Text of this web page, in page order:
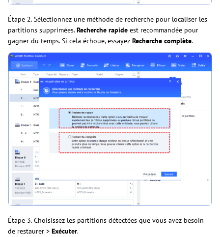
Étape 2. Sélectionnez une méthode de recherche pour localiser les
partitions supprimées.Recherche rapide est recommandée pour
gagner du temps. Si cela échoue, essayez Recherche complète.
Étape 3. Choisissez les partitions détectées que vous avez besoin
de restaurer > Exécuter.